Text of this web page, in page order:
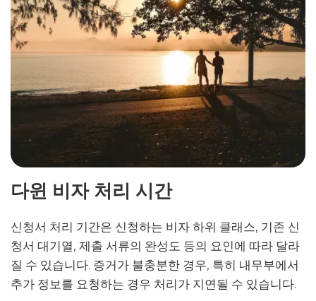
다윈 비자 처리 시간
신청서 처리 기간은 신청하는 비자 하위 클래스, 기존 신
청서 대기열, 제출 서류의 완성도 등의 요인에 따라 달라
질 수 있습니다. 증거가 불충분한 경우, 특히 내무부에서
추가 정보를 요청하는 경우 처리가 지연될 수 있습니다.